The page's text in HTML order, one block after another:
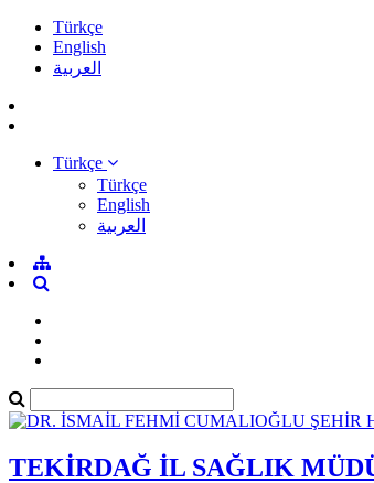
Türkçe
English
العربية
Türkçe
Türkçe
English
العربية
TEKİRDAĞ İL SAĞLIK